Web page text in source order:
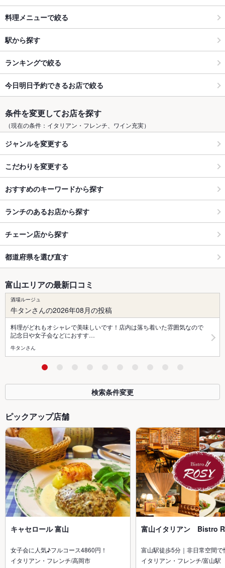
料理メニューで絞る
駅から探す
ランキングで絞る
今日明日予約できるお店で絞る
条件を変更してお店を探す
（現在の条件：イタリアン・フレンチ、ワイン充実）
ジャンルを変更する
こだわりを変更する
おすすめのキーワードから探す
ランチのあるお店から探す
チェーン店から探す
都道府県を選び直す
富山エリアの最新口コミ
酒場ルージュ
牛タンさんの2026年08月の投稿
料理がどれもオシャレで美味しいです！店内は落ち着いた雰囲気なので
記念日や女子会などにおすす…
牛タンさん
検索条件変更
ピックアップ店舗
キャセロール 富山
女子会に人気♪フルコース4860円！
イタリアン・フレンチ/高岡市
富山イタリアン Bistro
富山駅徒歩5分｜非日常空間
イタリアン・フレンチ/富山駅